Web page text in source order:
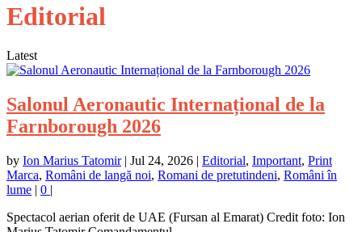
Editorial
Latest
Salonul Aeronautic Internațional de la
Farnborough 2026
by Ion Marius Tatomir| Jul 24, 2026 | Editorial, Important, Print
Marca, Români de langă noi, Romani de pretutindeni, Români în
lume | 0 |
Spectacol aerian oferit de UAE (Fursan al Emarat) Credit foto: Ion